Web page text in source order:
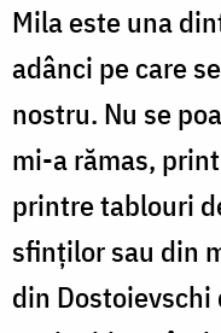
Mila este una
adânci pe care
nostru. Nu se
mi-a rămas,
printre tablouri
sfinților sau din
din Dostoievschi